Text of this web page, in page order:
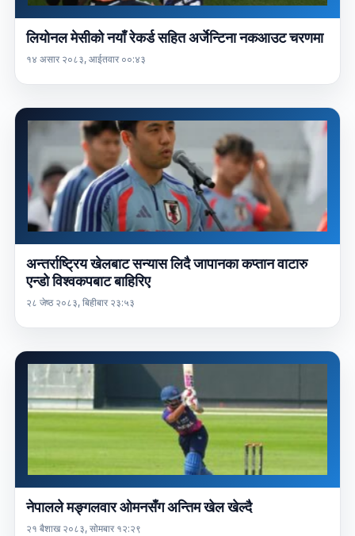
लियोनल मेसीको नयाँ रेकर्ड सहित अर्जेन्टिना नकआउट चरणमा
१४ असार २०८३, आईतवार ००:४३
अन्तर्राष्ट्रिय खेलबाट सन्यास लिदै जापानका कप्तान वाटारु
एन्डो विश्वकपबाट बाहिरिए
२८ जेष्ठ २०८३, बिहीबार २३:५३
नेपालले मङ्गलवार ओमनसँग अन्तिम खेल खेल्दै
२१ बैशाख २०८३, सोमबार १२:२९